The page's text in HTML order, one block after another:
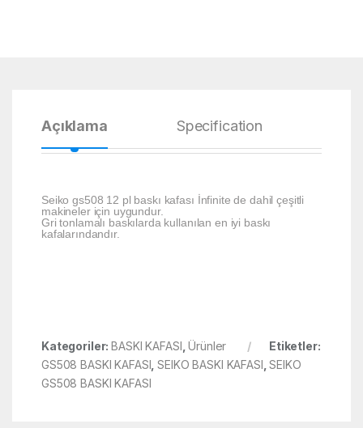
Açıklama Specification
Seiko gs508 12 pl baskı kafası İnfinite de dahil çeşitli
makineler için uygundur.
Gri tonlamalı baskılarda kullanılan en iyi baskı
kafalarındandır.
Kategoriler:BASKI KAFASI ,Ürünler
Etiketler:
GS508 BASKI KAFASI ,SEIKO BASKI KAFASI ,SEIKO
GS508 BASKI KAFASI